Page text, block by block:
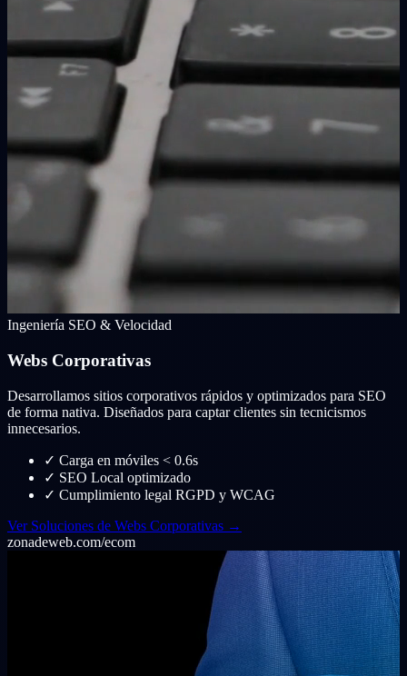
Ingeniería SEO & Velocidad
Webs Corporativas
Desarrollamos sitios corporativos rápidos y optimizados para SEO
de forma nativa. Diseñados para captar clientes sin tecnicismos
innecesarios.
✓ Carga en móviles < 0.6s
✓ SEO Local optimizado
✓ Cumplimiento legal RGPD y WCAG
Ver Soluciones de Webs Corporativas →
zonadeweb.com/ecom